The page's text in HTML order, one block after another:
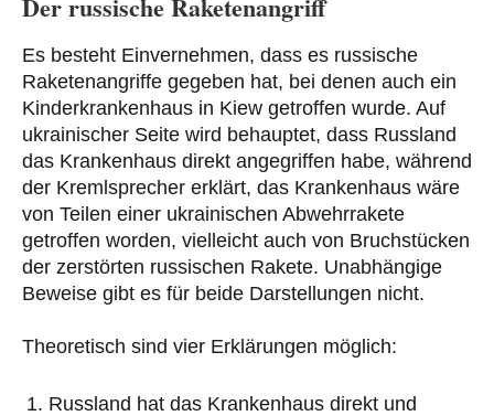
Es besteht Einvernehmen, dass es russische
Raketenangriffe gegeben hat, bei denen auch ein
Kinderkrankenhaus in Kiew getroffen wurde. Auf
ukrainischer Seite wird behauptet, dass Russland
das Krankenhaus direkt angegriffen habe, während
der Kremlsprecher erklärt, das Krankenhaus wäre
von Teilen einer ukrainischen Abwehrrakete
getroffen worden, vielleicht auch von Bruchstücken
der zerstörten russischen Rakete. Unabhängige
Beweise gibt es für beide Darstellungen nicht.
Theoretisch sind vier Erklärungen möglich:
Russland hat das Krankenhaus direkt und